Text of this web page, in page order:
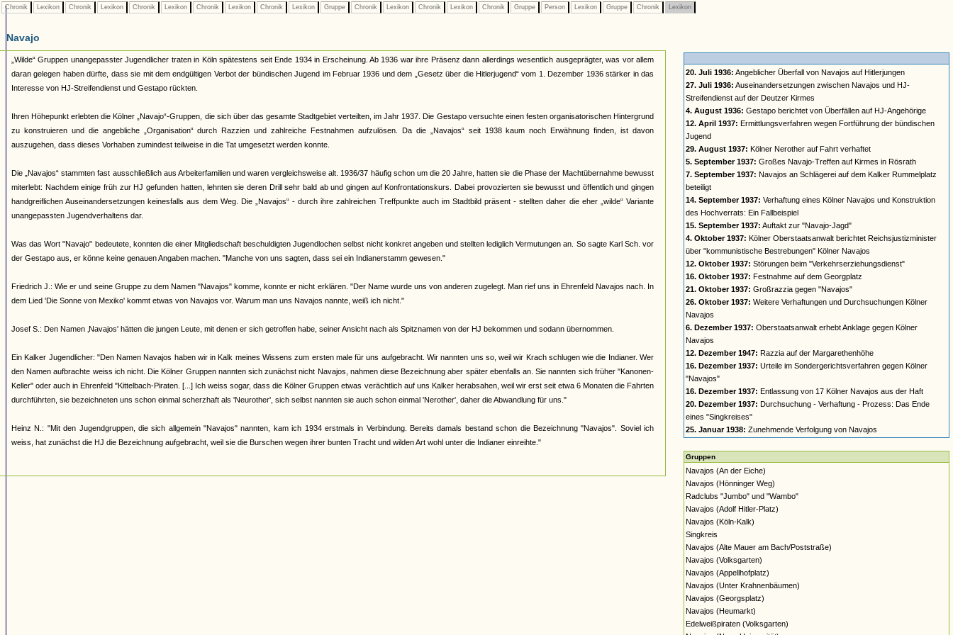
Chronik Lexikon Chronik Lexikon Chronik Lexikon Chronik Lexikon Chronik Lexikon Gruppe Chronik Lexikon Chronik Lexikon Chronik Gruppe Person Lexikon Gruppe Chronik Lexikon
Navajo
„Wilde“ Gruppen unangepasster Jugendlicher traten in Köln spätestens seit Ende 1934 in Erscheinung. Ab 1936 war ihre Präsenz dann allerdings wesentlich ausgeprägter, was vor allem
daran gelegen haben dürfte, dass sie mit dem endgültigen Verbot der bündischen Jugend im Februar 1936 und dem „Gesetz über die Hitlerjugend“ vom 1. Dezember 1936 stärker in das
Interesse von HJ-Streifendienst und Gestapo rückten.
Ihren Höhepunkt erlebten die Kölner „Navajo“-Gruppen, die sich über das gesamte Stadtgebiet verteilten, im Jahr 1937. Die Gestapo versuchte einen festen organisatorischen Hintergrund
zu konstruieren und die angebliche „Organisation“ durch Razzien und zahlreiche Festnahmen aufzulösen. Da die „Navajos“ seit 1938 kaum noch Erwähnung finden, ist davon
auszugehen, dass dieses Vorhaben zumindest teilweise in die Tat umgesetzt werden konnte.
Die „Navajos“ stammten fast ausschließlich aus Arbeiterfamilien und waren vergleichsweise alt. 1936/37 häufig schon um die 20 Jahre, hatten sie die Phase der Machtübernahme bewusst
miterlebt: Nachdem einige früh zur HJ gefunden hatten, lehnten sie deren Drill sehr bald ab und gingen auf Konfrontationskurs. Dabei provozierten sie bewusst und öffentlich und gingen
handgreiflichen Auseinandersetzungen keinesfalls aus dem Weg. Die „Navajos“ - durch ihre zahlreichen Treffpunkte auch im Stadtbild präsent - stellten daher die eher „wilde“ Variante
unangepassten Jugendverhaltens dar.
Was das Wort "Navajo" bedeutete, konnten die einer Mitgliedschaft beschuldigten Jugendlochen selbst nicht konkret angeben und stellten lediglich Vermutungen an. So sagte Karl Sch. vor
der Gestapo aus, er könne keine genauen Angaben machen. "Manche von uns sagten, dass sei ein Indianerstamm gewesen."
Friedrich J.: Wie er und seine Gruppe zu dem Namen "Navajos" komme, konnte er nicht erklären. "Der Name wurde uns von anderen zugelegt. Man rief uns in Ehrenfeld Navajos nach. In
dem Lied 'Die Sonne von Mexiko' kommt etwas von Navajos vor. Warum man uns Navajos nannte, weiß ich nicht."
Josef S.: Den Namen ‚Navajos' hätten die jungen Leute, mit denen er sich getroffen habe, seiner Ansicht nach als Spitznamen von der HJ bekommen und sodann übernommen.
Ein Kalker Jugendlicher: "Den Namen Navajos haben wir in Kalk meines Wissens zum ersten male für uns aufgebracht. Wir nannten uns so, weil wir Krach schlugen wie die Indianer. Wer
den Namen aufbrachte weiss ich nicht. Die Kölner Gruppen nannten sich zunächst nicht Navajos, nahmen diese Bezeichnung aber später ebenfalls an. Sie nannten sich früher "Kanonen-
Keller" oder auch in Ehrenfeld "Kittelbach-Piraten. [...] Ich weiss sogar, dass die Kölner Gruppen etwas verächtlich auf uns Kalker herabsahen, weil wir erst seit etwa 6 Monaten die Fahrten
durchführten, sie bezeichneten uns schon einmal scherzhaft als 'Neurother', sich selbst nannten sie auch schon einmal 'Nerother', daher die Abwandlung für uns."
Heinz N.: "Mit den Jugendgruppen, die sich allgemein "Navajos" nannten, kam ich 1934 erstmals in Verbindung. Bereits damals bestand schon die Bezeichnung "Navajos". Soviel ich
weiss, hat zunächst die HJ die Bezeichnung aufgebracht, weil sie die Burschen wegen ihrer bunten Tracht und wilden Art wohl unter die Indianer einreihte."
20. Juli 1936: Angeblicher Überfall von Navajos auf Hitlerjungen
27. Juli 1936: Auseinandersetzungen zwischen Navajos und HJ-
Streifendienst auf der Deutzer Kirmes
4. August 1936: Gestapo berichtet von Überfällen auf HJ-Angehörige
12. April 1937: Ermittlungsverfahren wegen Fortführung der bündischen
Jugend
29. August 1937: Kölner Nerother auf Fahrt verhaftet
5. September 1937: Großes Navajo-Treffen auf Kirmes in Rösrath
7. September 1937: Navajos an Schlägerei auf dem Kalker Rummelplatz
beteiligt
14. September 1937: Verhaftung eines Kölner Navajos und Konstruktion
des Hochverrats: Ein Fallbeispiel
15. September 1937: Auftakt zur "Navajo-Jagd"
4. Oktober 1937: Kölner Oberstaatsanwalt berichtet Reichsjustizminister
über "kommunistische Bestrebungen" Kölner Navajos
12. Oktober 1937: Störungen beim "Verkehrserziehungsdienst"
16. Oktober 1937: Festnahme auf dem Georgplatz
21. Oktober 1937: Großrazzia gegen "Navajos"
26. Oktober 1937: Weitere Verhaftungen und Durchsuchungen Kölner
Navajos
6. Dezember 1937: Oberstaatsanwalt erhebt Anklage gegen Kölner
Navajos
12. Dezember 1947: Razzia auf der Margarethenhöhe
16. Dezember 1937: Urteile im Sondergerichtsverfahren gegen Kölner
"Navajos"
16. Dezember 1937: Entlassung von 17 Kölner Navajos aus der Haft
20. Dezember 1937: Durchsuchung - Verhaftung - Prozess: Das Ende
eines "Singkreises"
25. Januar 1938: Zunehmende Verfolgung von Navajos
Gruppen
Navajos (An der Eiche)
Navajos (Hönninger Weg)
Radclubs "Jumbo" und "Wambo"
Navajos (Adolf Hitler-Platz)
Navajos (Köln-Kalk)
Singkreis
Navajos (Alte Mauer am Bach/Poststraße)
Navajos (Volksgarten)
Navajos (Appellhofplatz)
Navajos (Unter Krahnenbäumen)
Navajos (Georgsplatz)
Navajos (Heumarkt)
Edelweißpiraten (Volksgarten)